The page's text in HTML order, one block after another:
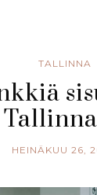
TALLINNA
HEINÄKUU 26,